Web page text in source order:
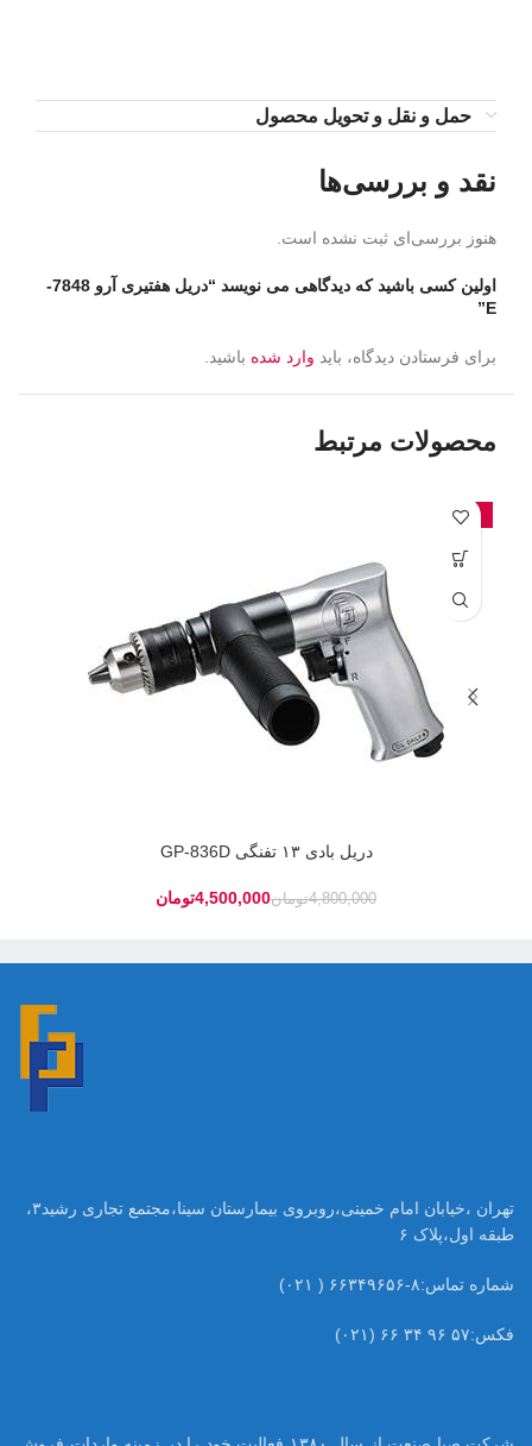
حمل و نقل و تحویل محصول
نقد و بررسی‌ها
هنوز بررسی‌ای ثبت نشده است.
اولین کسی باشید که دیدگاهی می نویسد “دریل هفتیری آرو 7848-
E”
برای فرستادن دیدگاه، باید وارد شده باشید.
محصولات مرتبط
-6%
دریل بادی ۱۳ تفنگی GP-836D
4,800,000تومان4,500,000تومان
تهران ،خیابان امام خمینی،روبروی بیمارستان سینا،مجتمع تجاری رشید۳،
طبقه اول،پلاک ۶
شماره تماس:۸-۶۶۳۴۹۶۵۶ ( ۰۲۱)
فکس:۵۷ ۹۶ ۳۴ ۶۶ (۰۲۱)